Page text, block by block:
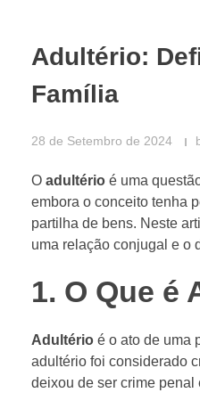
Adultério:
Família
28 de Setembro de 2024
O adultério é uma
embora o conceito tenha
partilha de bens. Neste
uma relação conjugal e o
1. O Que é
Adultério é o ato de uma
adultério foi considerado
deixou de ser crime penal